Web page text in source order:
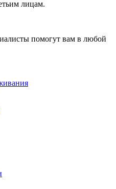
лицам.
помогут вам в любой